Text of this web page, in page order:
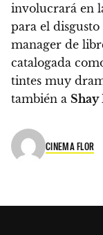
involucrará en
para el disgusto
manager de
catalogada
tintes muy
también a
CINEMA FLOR